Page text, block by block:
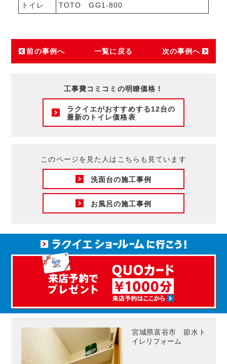
トイレ TOTO GG1-800
前の事例へ 一覧に戻る 次の事例へ
工事費コミコミの明瞭価格！
ラクイエがおすすめする12台の
最新のトイレ価格表
このページを見た人はこちらも見ています
洗面台の施工事例
お風呂の施工事例
宮城県富谷市 節水ト
イレリフォーム